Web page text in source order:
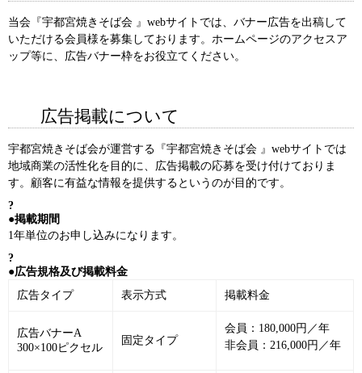
当会『宇都宮焼きそば会 』webサイトでは、バナー広告を出稿して
いただける会員様を募集しております。ホームページのアクセスア
ップ等に、広告バナー枠をお役立てください。
広告掲載について
宇都宮焼きそば会が運営する『宇都宮焼きそば会 』webサイトでは
地域商業の活性化を目的に、広告掲載の応募を受け付けておりま
す。顧客に有益な情報を提供するというのが目的です。
?
●掲載期間
1年単位のお申し込みになります。
?
●広告規格及び掲載料金
広告タイプ
表示方式 掲載料金
広告バナーA
300×100ピクセル
固定タイプ
会員：180,000円／年
非会員：216,000円／年